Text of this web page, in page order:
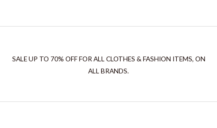
SALE UP TO 70% OFF FOR ALL CLOTHES & FASHION ITEMS, ON
ALL BRANDS.